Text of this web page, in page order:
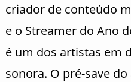
criador de conteúdo
e o Streamer do Ano
é um dos artistas em
sonora. O pré-save